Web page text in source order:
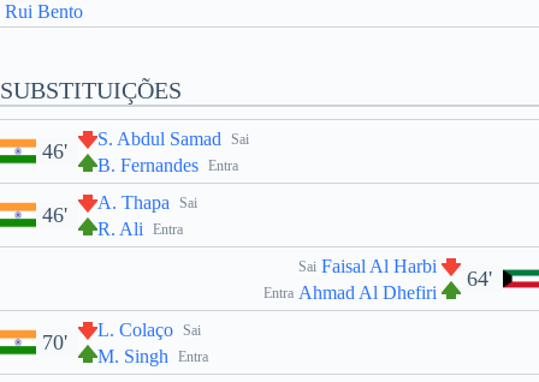
Rui Bento
SUBSTITUIÇÕES
Sai
S. Abdul Samad
Entra
B. Fernandes
46'
Sai
A. Thapa
Entra
R. Ali
46'
64'
Sai Faisal Al Harbi
Entra Ahmad Al Dhefiri
Sai
L. Colaço
Entra
M. Singh
70'